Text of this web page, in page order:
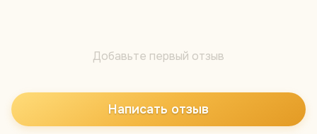
Добавьте первый отзыв
Написать отзыв